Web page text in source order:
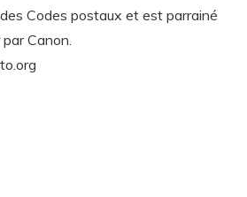
Codes postaux et est parrainé
Canon.